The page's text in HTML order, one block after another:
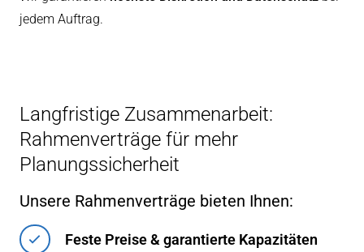
jedem Auftrag.
Langfristige Zusammenarbeit:
Rahmenverträge für mehr
Planungssicherheit
Unsere Rahmenverträge bieten Ihnen:
Feste Preise & garantierte Kapazitäten